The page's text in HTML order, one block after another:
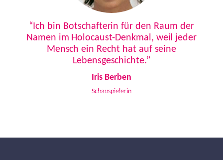
“Ich bin Botschafterin für den Raum der
Namen im Holocaust-Denkmal, weil jeder
Mensch ein Recht hat auf seine
Lebensgeschichte.”
Iris Berben
Schauspielerin